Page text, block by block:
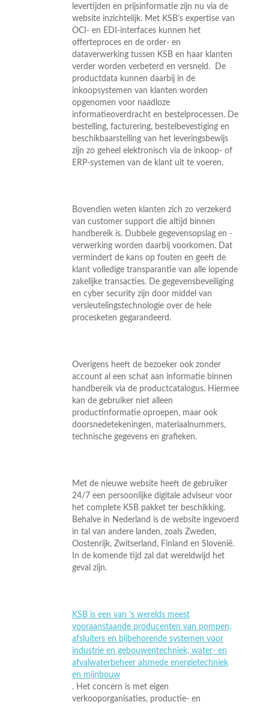
levertijden en prijsinformatie zijn nu via de
website inzichtelijk. Met KSB’s expertise van
OCI- en EDI-interfaces kunnen het
offerteproces en de order- en
dataverwerking tussen KSB en haar klanten
verder worden verbeterd en versneld. De
productdata kunnen daarbij in de
inkoopsystemen van klanten worden
opgenomen voor naadloze
informatieoverdracht en bestelprocessen. De
bestelling, facturering, bestelbevestiging en
beschikbaarstelling van het leveringsbewijs
zijn zo geheel elektronisch via de inkoop- of
ERP-systemen van de klant uit te voeren.
Bovendien weten klanten zich zo verzekerd
van customer support die altijd binnen
handbereik is. Dubbele gegevensopslag en -
verwerking worden daarbij voorkomen. Dat
vermindert de kans op fouten en geeft de
klant volledige transparantie van alle lopende
zakelijke transacties. De gegevensbeveiliging
en cyber security zijn door middel van
versleutelingstechnologie over de hele
procesketen gegarandeerd.
Overigens heeft de bezoeker ook zonder
account al een schat aan informatie binnen
handbereik via de productcatalogus. Hiermee
kan de gebruiker niet alleen
productinformatie oproepen, maar ook
doorsnedetekeningen, materiaalnummers,
technische gegevens en grafieken.
Met de nieuwe website heeft de gebruiker
24/7 een persoonlijke digitale adviseur voor
het complete KSB pakket ter beschikking.
Behalve in Nederland is de website ingevoerd
in tal van andere landen, zoals Zweden,
Oostenrijk, Zwitserland, Finland en Slovenië.
In de komende tijd zal dat wereldwijd het
geval zijn.
KSB is een van ’s werelds meest
vooraanstaande producenten van pompen,
afsluiters en bijbehorende systemen voor
industrie en gebouwentechniek, water- en
afvalwaterbeheer alsmede energietechniek
en mijnbouw
. Het concern is met eigen
verkooporganisaties, productie- en